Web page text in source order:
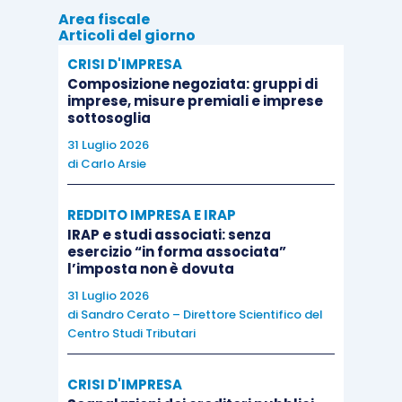
effetti fiscali. In senso più generale
nell’interpretazione delle norme tributarie,
concorronocomponenti valutative di tipo
soggettivoche agevolmente possonoportare a
conclusioni diverse
Proprio in raccordo con tale presumibile
mancanza di unicità di scrutini di diritto e di
merito sull’operatività delle regole fiscali, appare
necessario chiedersiin ordine per il momento
(l’esistenza di attività non dichiarate o
l’inesistenza o l’indeducibilità di passività
ricavi dichiarati), quando essa può dirsi
Area fiscale
Articoli del giorno
CRISI D'IMPRESA
Composizione negoziata: gruppi di
imprese, misure premiali e imprese
sottosoglia
31 Luglio 2026
di Carlo Arsie
REDDITO IMPRESA E IRAP
IRAP e studi associati: senza
esercizio “in forma associata”
l’imposta non è dovuta
31 Luglio 2026
di Sandro Cerato – Direttore Scientifico del
Centro Studi Tributari
CRISI D'IMPRESA